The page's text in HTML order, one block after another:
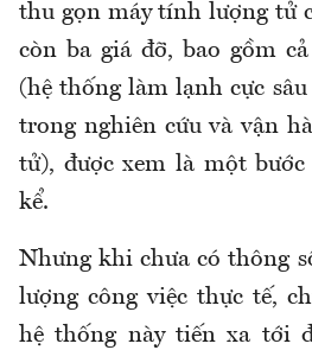
thu gọn máy tính lượng tử
còn ba giá đỡ, bao gồm
(hệ thống làm lạnh cực
trong nghiên cứu và vận
tử), được xem là một
kể.
Nhưng khi chưa có thông
lượng công việc thực tế,
hệ thống này tiến xa tới